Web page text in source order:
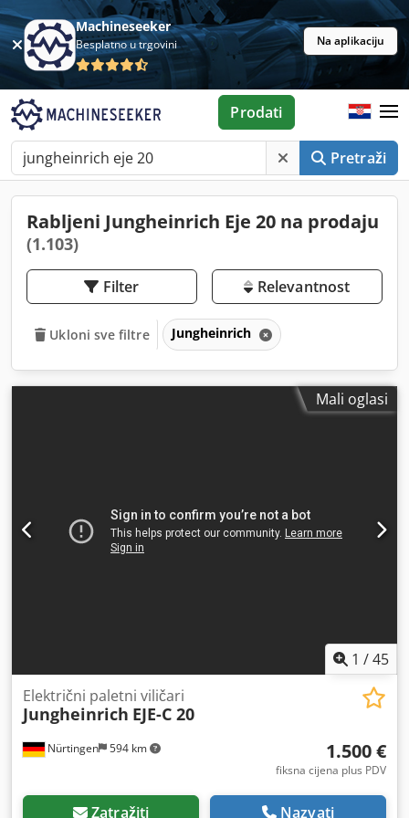
Machineseeker
Besplatno u trgovini Na aplikaciju
Pretraži
Prodati
Rabljeni Jungheinrich Eje 20 na prodaju
(1.103)
Filter Relevantnost
Ukloni sve filtre Jungheinrich
Mali oglasi
1 /45
Nürtingen 594 km
Električni paletni viličari
Jungheinrich EJE-C 20
1.500 €
fiksna cijena plus PDV
Zatražiti Nazvati